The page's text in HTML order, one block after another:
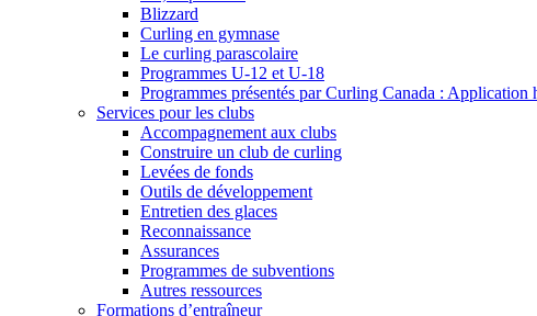
Blizzard
Curling en gymnase
Le curling parascolaire
Programmes U-12 et U-18
Programmes présentés par Curling Canada :
Services pour les clubs
Accompagnement aux clubs
Construire un club de curling
Levées de fonds
Outils de développement
Entretien des glaces
Reconnaissance
Assurances
Programmes de subventions
Autres ressources
Formations d’entraîneur